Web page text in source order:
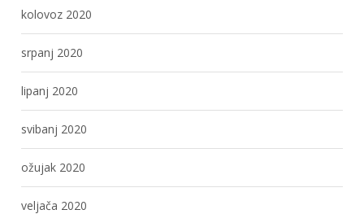
kolovoz 2020
srpanj 2020
lipanj 2020
svibanj 2020
ožujak 2020
veljača 2020